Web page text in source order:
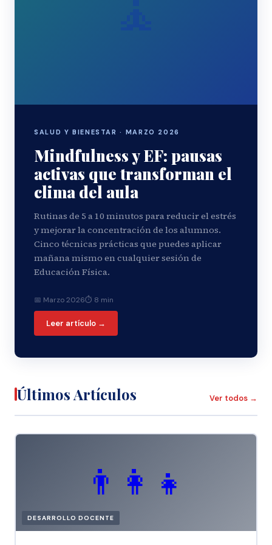
SALUD Y BIENESTAR · MARZO 2026
Mindfulness y EF: pausas
activas que transforman el
clima del aula
Rutinas de 5 a 10 minutos para reducir el estrés
y mejorar la concentración de los alumnos.
Cinco técnicas prácticas que puedes aplicar
mañana mismo en cualquier sesión de
Educación Física.
📅 Marzo 2026⏱ 8 min
Leer artículo →
Últimos Artículos Ver todos →
👨‍👩‍👧
DESARROLLO DOCENTE